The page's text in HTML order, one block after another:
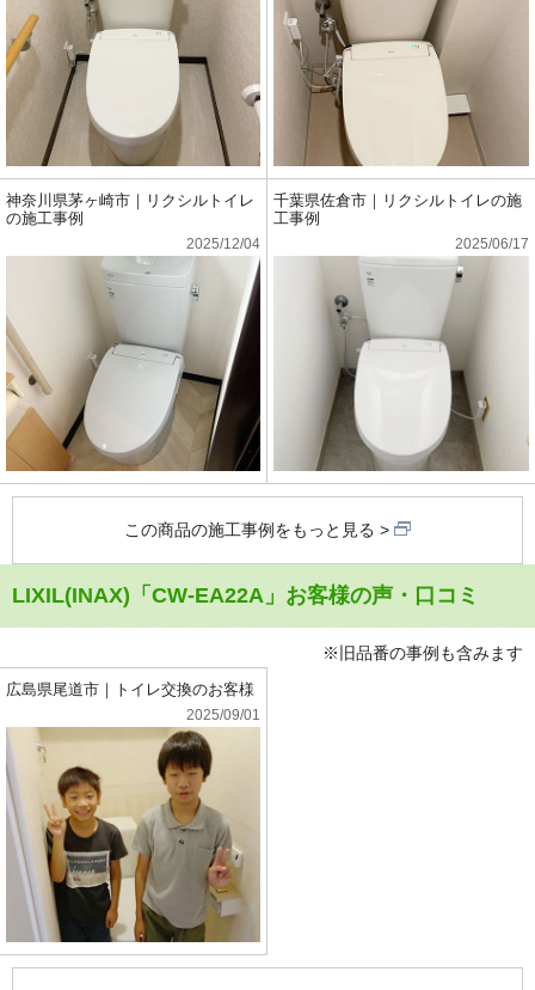
神奈川県茅ヶ崎市｜リクシルトイレ
の施工事例
2025/12/04
千葉県佐倉市｜リクシルトイレの施
工事例
2025/06/17
この商品の施工事例をもっと見る
LIXIL(INAX)「CW-EA22A」お客様の声・口コミ
※旧品番の事例も含みます
広島県尾道市｜トイレ交換のお客様
2025/09/01